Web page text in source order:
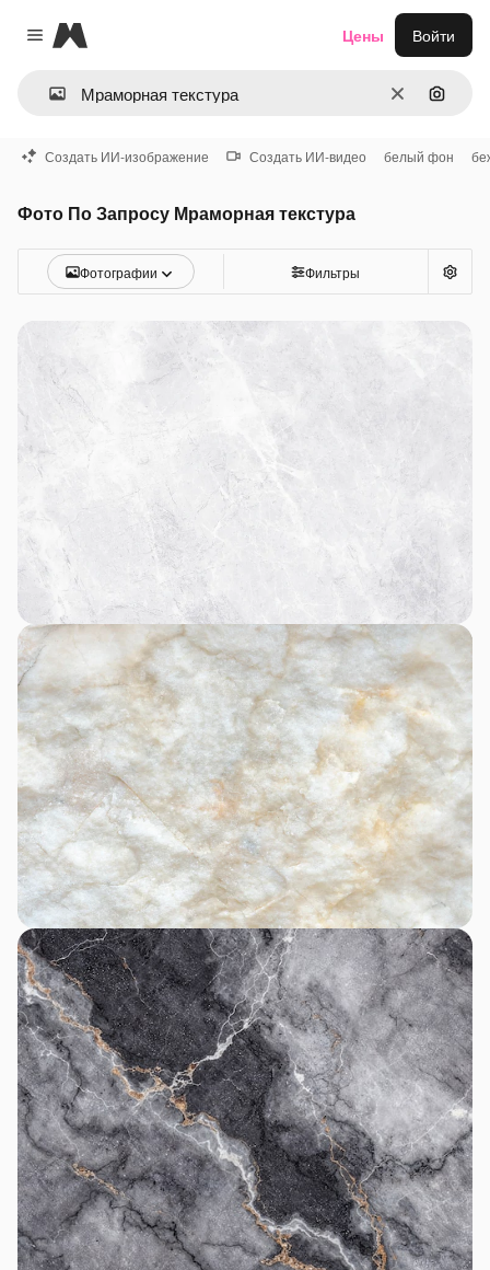
Close menu
Magnific
ОчиститьПоиск
Цены Войти
Создать ИИ-изображение Создать ИИ-видео белый фон
Фото По Запросу Мраморная текстура
Фотографии Фильтры